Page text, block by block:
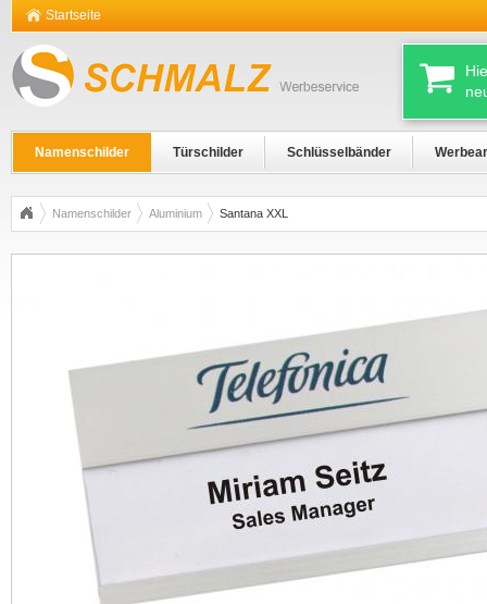
Startseite
Namenschilder Türschilder Schlüsselbänder
Namenschilder Aluminium Santana XXL